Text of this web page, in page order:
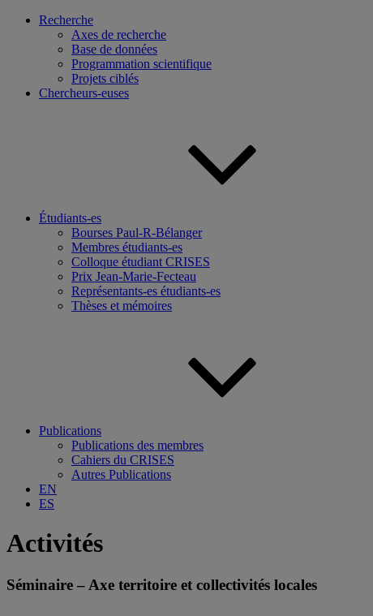
Recherche
Axes de recherche
Base de données
Programmation scientifique
Projets ciblés
Chercheurs-euses
Étudiants-es
Bourses Paul-R-Bélanger
Membres étudiants-es
Colloque étudiant CRISES
Prix Jean-Marie-Fecteau
Représentants-es étudiants-es
Thèses et mémoires
Publications
Publications des membres
Cahiers du CRISES
Autres Publications
EN
ES
Activités
Séminaire – Axe territoire et collectivités locales